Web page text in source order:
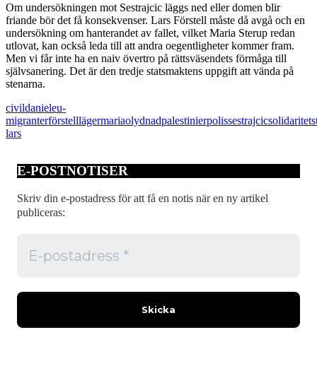
Om undersökningen mot Sestrajcic läggs ned eller domen blir
friande bör det få konsekvenser. Lars Förstell måste då avgå och en
undersökning om hanterandet av fallet, vilket Maria Sterup redan
utlovat, kan också leda till att andra oegentligheter kommer fram.
Men vi får inte ha en naiv övertro på rättsväsendets förmåga till
självsanering. Det är den tredje statsmaktens uppgift att vända på
stenarna.
civildanieleu-
migranterförstelllägermariaolydnadpalestinierpolissestrajcicsolidaritet
lars
E-POSTNOTISER
Skriv din e-postadress för att få en notis när en ny artikel
publiceras: